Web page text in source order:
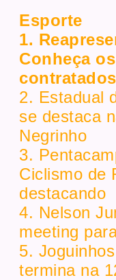
Esporte
1.
Conheça
2. Estadual
se destaca
Negrinho
3.
Ciclismo de
destacando
4. Nelson
meeting
5.
termina na